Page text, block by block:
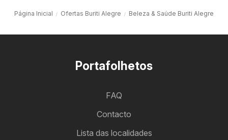
Página Inicial Ofertas Buriti Alegre Beleza & Saúde Buriti Alegre
Portafolhetos
FAQ
Contacto
Lista das localidades